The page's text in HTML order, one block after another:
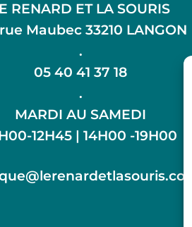
RENARD ET LA SOURIS
Maubec 33210 LANGON
.
05 40 41 37 18
.
MARDI AU SAMEDI
12H45 | 14H00 -19H00